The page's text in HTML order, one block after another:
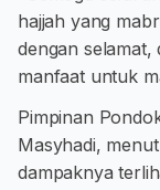
hajjah yang
dengan
manfaat untuk
Pimpinan
Masyhadi,
dampaknya